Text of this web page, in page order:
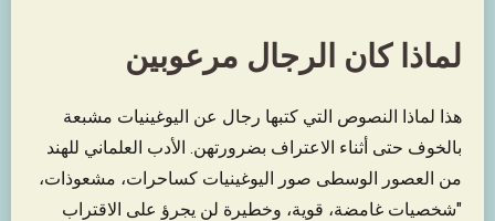
لماذا كان الرجال مرعوبين
هذا لماذا النصوص التي كتبها رجال عن اليوغينيات مشبعة
بالخوف حتى أثناء الاعتراف بضرورتهن. الأدب العلماني للهند
من العصور الوسطى صور اليوغينيات كساحرات، مشعوذات،
"شخصيات غامضة، قوية، وخطيرة لن يجرؤ على الاقتراب